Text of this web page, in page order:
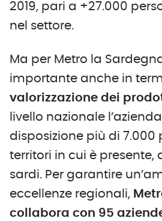
2019, pari a +27.000
nel settore.
Ma per Metro la
importante anche in
valorizzazione dei
livello nazionale
disposizione più di 7.000
territori in cui è presente,
sardi. Per garantire
eccellenze regionali,
collabora con 95